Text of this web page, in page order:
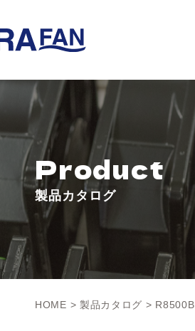
Product
製品カタログ
HOME > 製品カタログ > R8500B